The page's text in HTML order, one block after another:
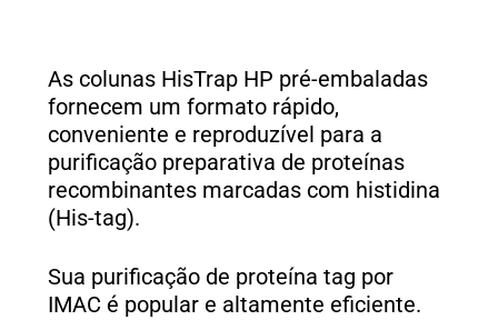
As colunas HisTrap HP pré-embaladas
fornecem um formato rápido,
conveniente e reproduzível para a
purificação preparativa de proteínas
recombinantes marcadas com histidina
(His-tag).
Sua purificação de proteína tag por
IMAC é popular e altamente eficiente.